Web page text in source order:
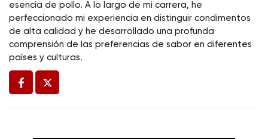
esencia de pollo. A lo largo de mi carrera, he
perfeccionado mi experiencia en distinguir condimentos
de alta calidad y he desarrollado una profunda
comprensión de las preferencias de sabor en diferentes
países y culturas.